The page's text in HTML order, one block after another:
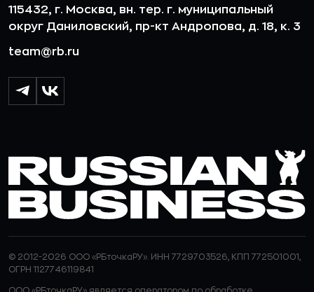
115432, г. Москва, вн. тер. г. муниципальный
округ Даниловский, пр-кт Андропова, д. 18, к. 3
team@rb.ru
© 2012-2026 ООО «РБточкаРУ». ИНН 7729703526, КПП 772501001,
ОГРН 1127746119841